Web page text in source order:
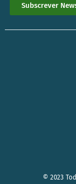
Subscrever
© 2023